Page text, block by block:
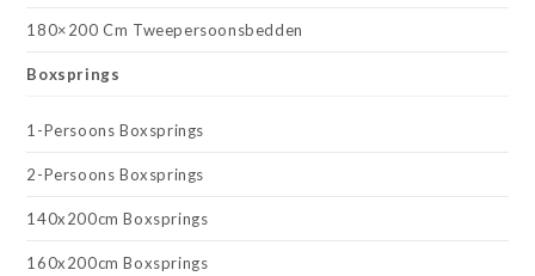
180×200 Cm Tweepersoonsbedden
Boxsprings
1-Persoons Boxsprings
2-Persoons Boxsprings
140x200cm Boxsprings
160x200cm Boxsprings